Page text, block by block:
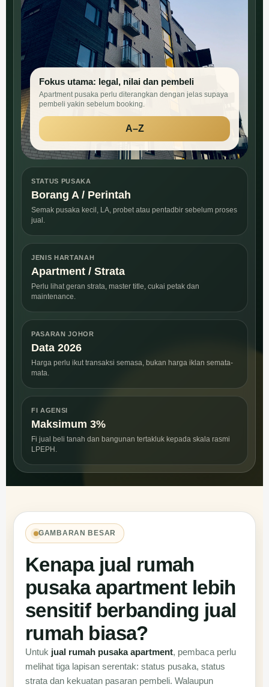
Fokus utama: legal, nilai dan pembeli
Apartment pusaka perlu diterangkan dengan jelas supaya
pembeli yakin sebelum booking.
A–Z
STATUS PUSAKA
Borang A / Perintah
Semak pusaka kecil, LA, probet atau pentadbir sebelum proses
jual.
JENIS HARTANAH
Apartment / Strata
Perlu lihat geran strata, master title, cukai petak dan
maintenance.
PASARAN JOHOR
Data 2026
Harga perlu ikut transaksi semasa, bukan harga iklan semata-
mata.
FI AGENSI
Maksimum 3%
Fi jual beli tanah dan bangunan tertakluk kepada skala rasmi
LPEPH.
GAMBARAN BESAR
Kenapa jual rumah
pusaka apartment lebih
sensitif berbanding jual
rumah biasa?
Untuk jual rumah pusaka apartment, pembaca perlu
melihat tiga lapisan serentak: status pusaka, status
strata dan kekuatan pasaran pembeli. Walaupun